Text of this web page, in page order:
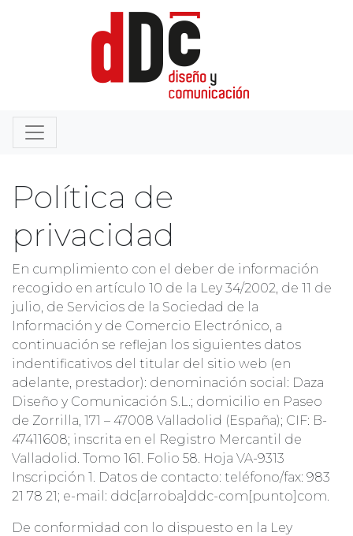
Política de
privacidad
En cumplimiento con el deber de información
recogido en artículo 10 de la Ley 34/2002, de 11 de
julio, de Servicios de la Sociedad de la
Información y de Comercio Electrónico, a
continuación se reflejan los siguientes datos
indentificativos del titular del sitio web (en
adelante, prestador): denominación social: Daza
Diseño y Comunicación S.L.; domicilio en Paseo
de Zorrilla, 171 – 47008 Valladolid (España); CIF: B-
47411608; inscrita en el Registro Mercantil de
Valladolid. Tomo 161. Folio 58. Hoja VA-9313
Inscripción 1. Datos de contacto: teléfono/fax: 983
21 78 21; e-mail: ddc[arroba]ddc-com[punto]com.
De conformidad con lo dispuesto en la Ley